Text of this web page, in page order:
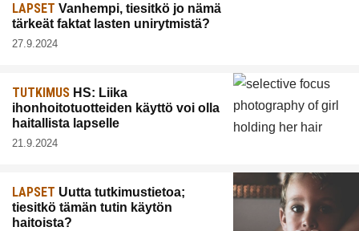
LAPSET Vanhempi, tiesitkö jo nämä
tärkeät faktat lasten unirytmistä?
27.9.2024
TUTKIMUS HS: Liika
ihonhoitotuotteiden käyttö voi olla
haitallista lapselle
21.9.2024
LAPSET Uutta tutkimustietoa;
tiesitkö tämän tutin käytön
haitoista?